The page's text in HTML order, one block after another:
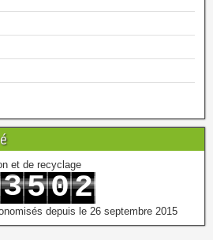
et de recyclage
3
4
5
6
0
1
2
3
depuis le 26 septembre 2015